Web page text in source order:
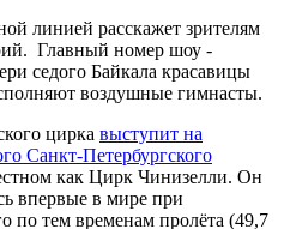
линией расскажет зрителям
Главный номер шоу -
седого Байкала красавицы
воздушные гимнасты.
цирка выступит на
Санкт-Петербургского
как Цирк Чинизелли. Он
впервые в мире при
по тем временам пролёта (49,7